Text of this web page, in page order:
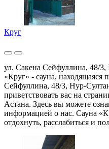
Круг
ул. Сакена Сейфуллина, 48/3,
«Круг» - сауна, находящаяся
Сейфуллина, 48/3, Нур-
приветствовать вас на
Астана. Здесь вы можете
информацией о нас. Сауна
отдохнуть, расслабиться и